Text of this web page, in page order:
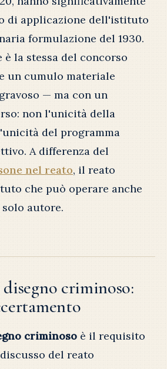
di applicazione dell'istituto
formulazione del 1930.
è la stessa del concorso
un cumulo materiale
— ma con un
non l'unicità della
del programma
A differenza del
nel reato, il reato
che può operare anche
autore.
criminoso:
criminoso è il requisito
del reato